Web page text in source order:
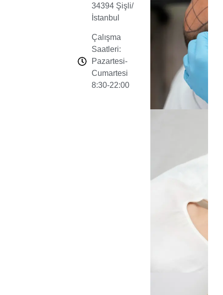
34394 Şişli/
İstanbul
Çalışma
Saatleri:
Pazartesi-
Cumartesi
8:30-22:00